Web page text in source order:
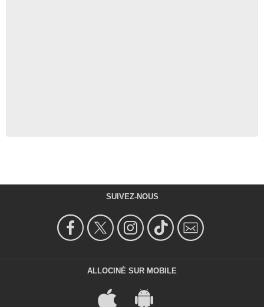
SUIVEZ-NOUS
ALLOCINÉ SUR MOBILE